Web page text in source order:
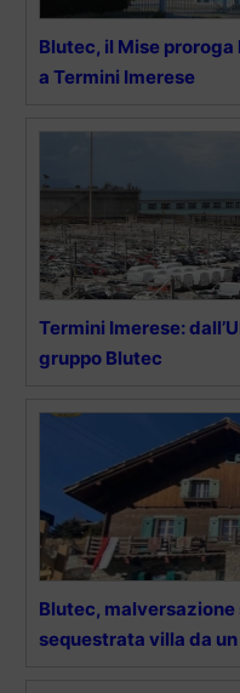
Blutec, il Mise
a Termini Imerese
Termini Imerese:
gruppo Blutec
Blutec, malversazione
sequestrata villa da